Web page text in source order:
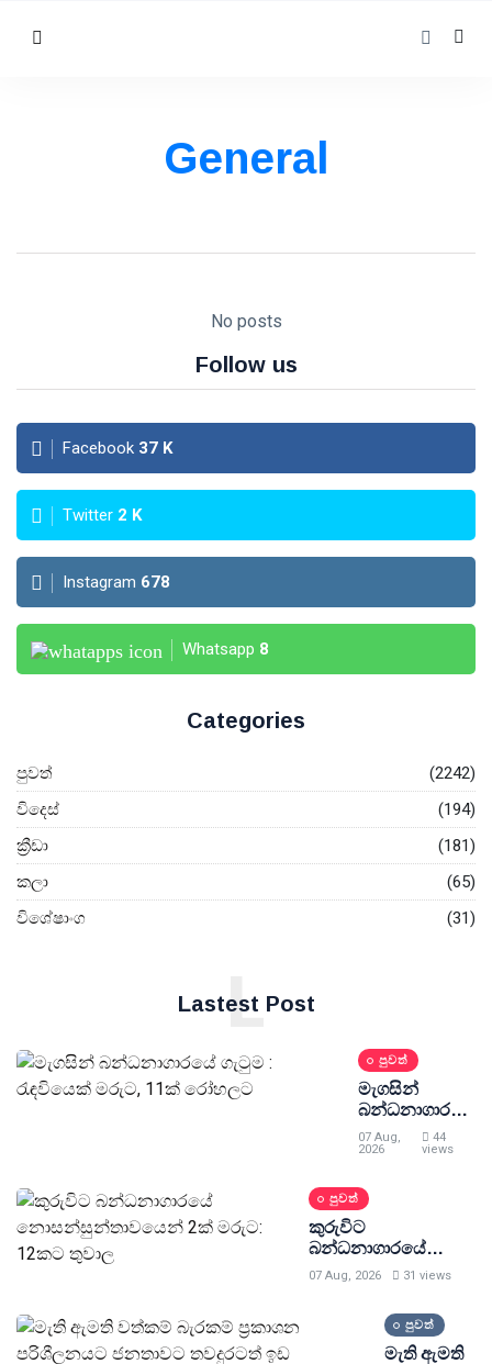
General
No posts
Follow us
Facebook 37 K
Twitter 2 K
Instagram 678
Whatsapp 8
Categories
පුවත්
(2242)
විදෙස්
(194)
ක්‍රීඩා
(181)
කලා
(65)
විශේෂාංග
(31)
Lastest Post
L
පුවත්
මැගසින්
බන්ධනාගාරයේ
ගැටුම :
රැඳවියෙක්
රෝහලට
07 Aug,
2026
44
views
පුවත්
කුරුවිට
බන්ධනාගාරයේ
නොසන්සුන්තාවයෙන්
07 Aug, 2026 31 views
පුවත්
මැති ඇමති